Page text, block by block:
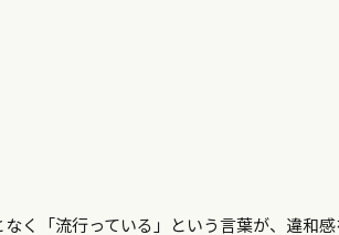
く「流行っている」という言葉が、違和